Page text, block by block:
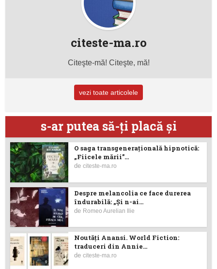
citeste-ma.ro
Citeşte-mă! Citeşte, mă!
vezi toate articolele
s-ar putea să-ţi placă şi
O saga transgenerațională hipnotică:
„Fiicele mării”...
deciteste-ma.ro
Despre melancolia ce face durerea
îndurabilă: „Și n-ai...
de Romeo Aurelian Ilie
Noutăţi Anansi. World Fiction:
traduceri din Annie...
deciteste-ma.ro